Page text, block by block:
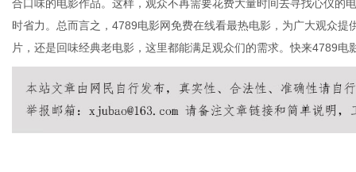
合口味的电影作品。这样，观众不再需要花费大量时间去寻找心仪的
时省力。总而言之，4789电影网免费在线看最热电影，为广大观众
片，还是回味经典老电影，这里都能满足观众们的需求。快来4789